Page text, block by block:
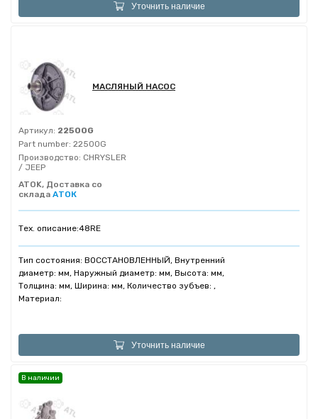
Уточнить наличие
МАСЛЯНЫЙ НАСОС
Артикул: 22500G
Part number: 22500G
Производство: CHRYSLER
/ JEEP
ATOK, Доставка со
склада АТОК
Тех. описание:48RE
Тип состояния: ВОССТАНОВЛЕННЫЙ, Внутренний
диаметр: мм, Наружный диаметр: мм, Высота: мм,
Толщина: мм, Ширина: мм, Количество зубъев: ,
Материал:
Уточнить наличие
В наличии